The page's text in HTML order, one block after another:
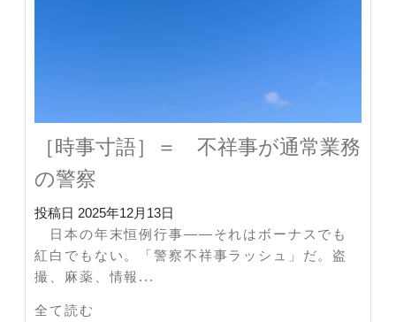
［時事寸語］＝ 不祥事が通常業務
の警察
投稿日 2025年12月13日
日本の年末恒例行事――それはボーナスでも
紅白でもない。「警察不祥事ラッシュ」だ。盗
撮、麻薬、情報...
全て読む